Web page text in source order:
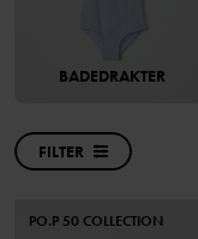
BADEDRAKTER
FILTER
PO.P 50 COLLECTION